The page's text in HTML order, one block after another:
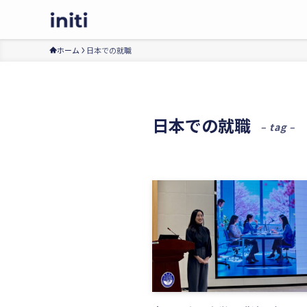
ホーム 日本での就職
日本での就職 – tag –